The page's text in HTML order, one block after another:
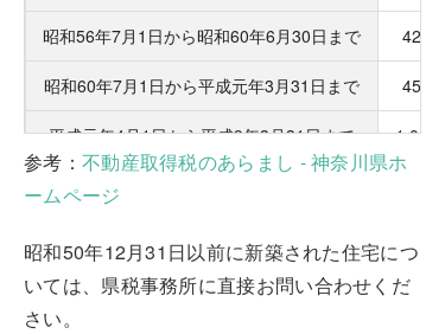
昭和56年7月1日から昭和60年6月30日まで 420万
昭和60年7月1日から平成元年3月31日まで 450万
平成元年4月1日から平成9年3月31日まで 1,000万
参考： 不動産取得税のあらまし - 神奈川県ホ
ームページ
昭和50年12月31日以前に新築された住宅につ
いては、県税事務所に直接お問い合わせくだ
さい。